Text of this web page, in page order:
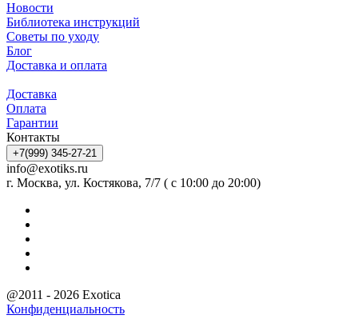
Новости
Библиотека инструкций
Советы по уходу
Блог
Доставка и оплата
Доставка
Оплата
Гарантии
Контакты
+7(999) 345-27-21
info@exotiks.ru
г. Москва, ул. Костякова, 7/7 ( с 10:00 до 20:00)
@2011 - 2026 Exotica
Конфиденциальность